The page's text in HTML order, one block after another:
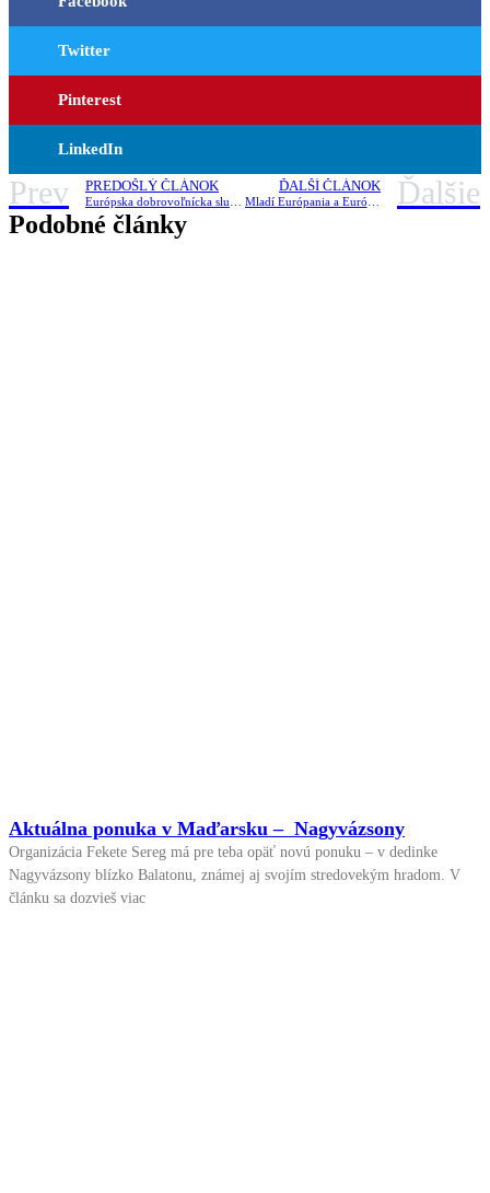
Twitter
Pinterest
LinkedIn
Prev PREDOŠLÝ ČLÁNOK ĎALŠÍ ČLÁNOK Ďalšie
Podobné články
Aktuálna ponuka v Maďarsku – Nagyvázsony
Organizácia Fekete Sereg má pre teba opäť novú ponuku – v dedinke
Nagyvázsony blízko Balatonu, známej aj svojím stredovekým hradom. V
článku sa dozvieš viac